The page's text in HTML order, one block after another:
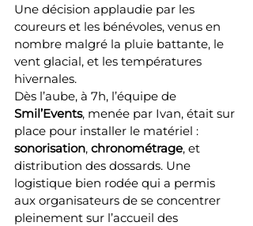
Une décision applaudie par les
coureurs et les bénévoles, venus en
nombre malgré la pluie battante, le
vent glacial, et les températures
hivernales.
Dès l’aube, à 7h, l’équipe de
Smil’Events, menée par Ivan, était sur
place pour installer le matériel :
sonorisation, chronométrage, et
distribution des dossards. Une
logistique bien rodée qui a permis
aux organisateurs de se concentrer
pleinement sur l’accueil des